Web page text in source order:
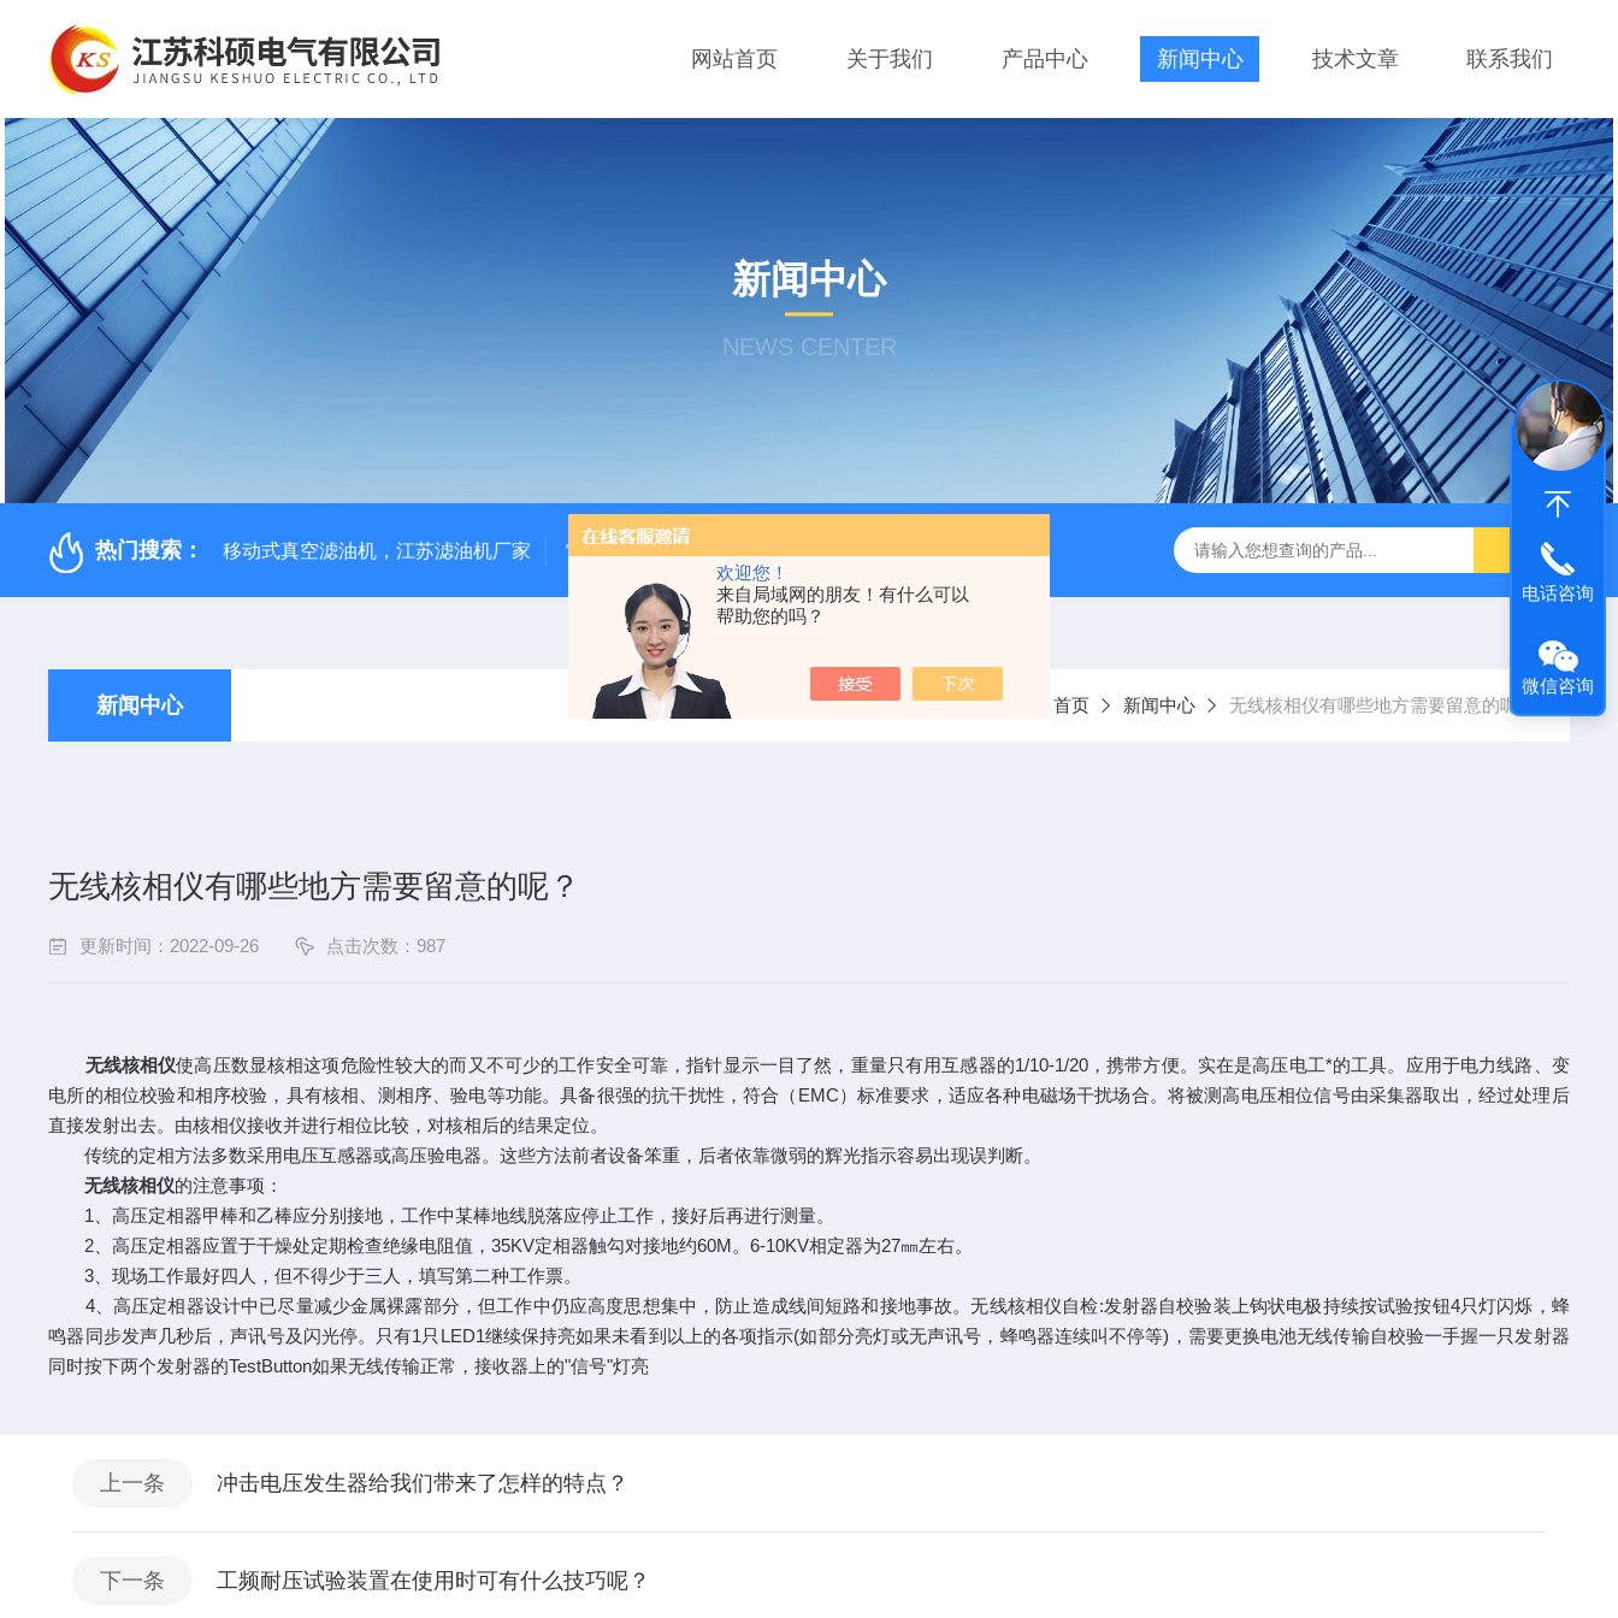
欢迎您！
来自局域网的朋友！有什么可以
帮助您的吗？
网站首页 关于我们 产品中心 新闻中心 技术文章 联系我们
新闻中心
NEWS CENTER
热门搜索： 移动式真空滤油机，江苏滤油机厂家 雷电冲击发生器 复合绝缘子拉力试验机 矿用电缆打压设备 超低频耐
新闻中心 当前位置： 首页 新闻中心 无线核相仪有哪些地方需要留意的呢？
无线核相仪有哪些地方需要留意的呢？
更新时间：2022-09-26 点击次数：987
无线核相仪使高压数显核相这项危险性较大的而又不可少的工作安全可靠，指针显示一目了然，重量只有用互感器的1/10-1/20，携带方便。实在是高压电工*的工具。应用于电力线路、变
电所的相位校验和相序校验，具有核相、测相序、验电等功能。具备很强的抗干扰性，符合（EMC）标准要求，适应各种电磁场干扰场合。将被测高电压相位信号由采集器取出，经过处理后
直接发射出去。由核相仪接收并进行相位比较，对核相后的结果定位。
传统的定相方法多数采用电压互感器或高压验电器。这些方法前者设备笨重，后者依靠微弱的辉光指示容易出现误判断。
无线核相仪的注意事项：
1、高压定相器甲棒和乙棒应分别接地，工作中某棒地线脱落应停止工作，接好后再进行测量。
2、高压定相器应置于干燥处定期检查绝缘电阻值，35KV定相器触勾对接地约60M。6-10KV相定器为27㎜左右。
3、现场工作最好四人，但不得少于三人，填写第二种工作票。
4、高压定相器设计中已尽量减少金属裸露部分，但工作中仍应高度思想集中，防止造成线间短路和接地事故。无线核相仪自检:发射器自校验装上钩状电极持续按试验按钮4只灯闪烁，蜂
鸣器同步发声几秒后，声讯号及闪光停。只有1只LED1继续保持亮如果未看到以上的各项指示(如部分亮灯或无声讯号，蜂鸣器连续叫不停等)，需要更换电池无线传输自校验一手握一只发射器
同时按下两个发射器的TestButton如果无线传输正常，接收器上的"信号"灯亮
上一条 冲击电压发生器给我们带来了怎样的特点？
下一条 工频耐压试验装置在使用时可有什么技巧呢？
电话咨询
微信咨询